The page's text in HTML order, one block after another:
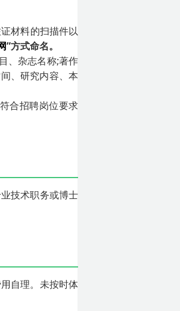
材料的扫描件以
”方式命名。
、杂志名称;著作
、研究内容、本
合招聘岗位要求
技术职务或博士
自理。未按时体